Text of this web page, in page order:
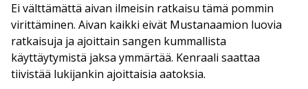
Ei välttämättä aivan ilmeisin ratkaisu tämä pommin
virittäminen. Aivan kaikki eivät Mustanaamion luovia
ratkaisuja ja ajoittain sangen kummallista
käyttäytymistä jaksa ymmärtää. Kenraali saattaa
tiivistää lukijankin ajoittaisia aatoksia.